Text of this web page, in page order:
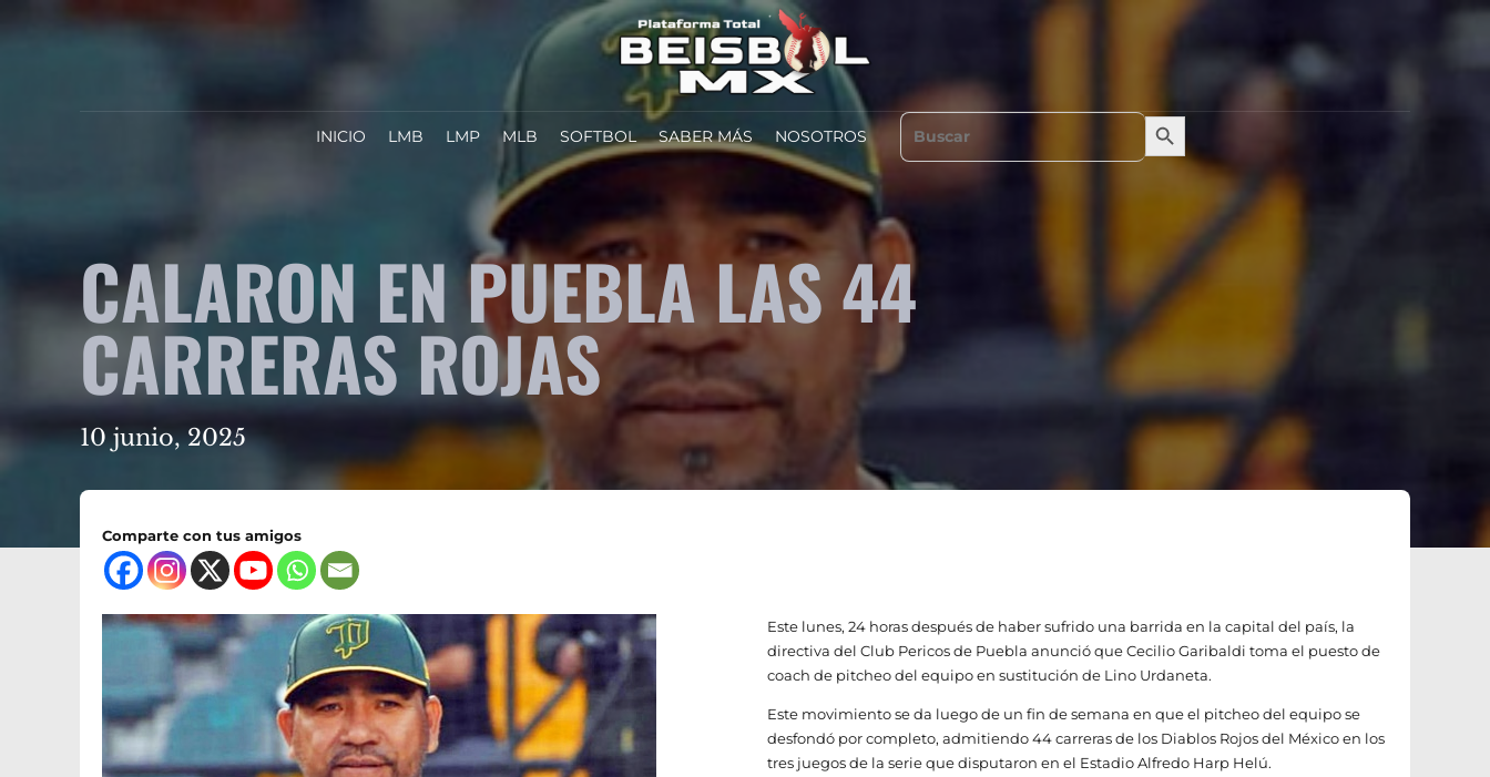
INICIO LMB LMP MLB SOFTBOL SABER MÁS NOSOTROS
Search Search Button
CALARON EN PUEBLA LAS 44
CARRERAS ROJAS
10 junio, 2025
Comparte con tus amigos
Este lunes, 24 horas después de haber sufrido una barrida en la capital del país, la
directiva del Club Pericos de Puebla anunció que Cecilio Garibaldi toma el puesto de
coach de pitcheo del equipo en sustitución de Lino Urdaneta.
Este movimiento se da luego de un fin de semana en que el pitcheo del equipo se
desfondó por completo, admitiendo 44 carreras de los Diablos Rojos del México en los
tres juegos de la serie que disputaron en el Estadio Alfredo Harp Helú.